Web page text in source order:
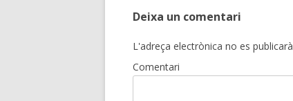
Deixa un comentari
L'adreça electrònica no es publicarà
Comentari